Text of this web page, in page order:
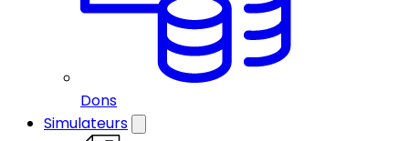
Dons
Simulateurs